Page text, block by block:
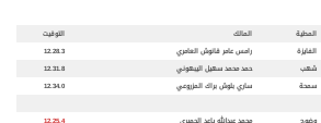
المطية المالك
التوقيت
الفايزة رامس عامر قانوش العامري
12.28.3
شهب حمد محمد سهيل اليبهوني
12.31.8
سمحة ساري بلوش براك المزروعي 12.34.0